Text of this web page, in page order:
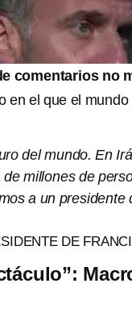
comentarios no
en el que el
del mundo. En
millones de
a un presidente
DE